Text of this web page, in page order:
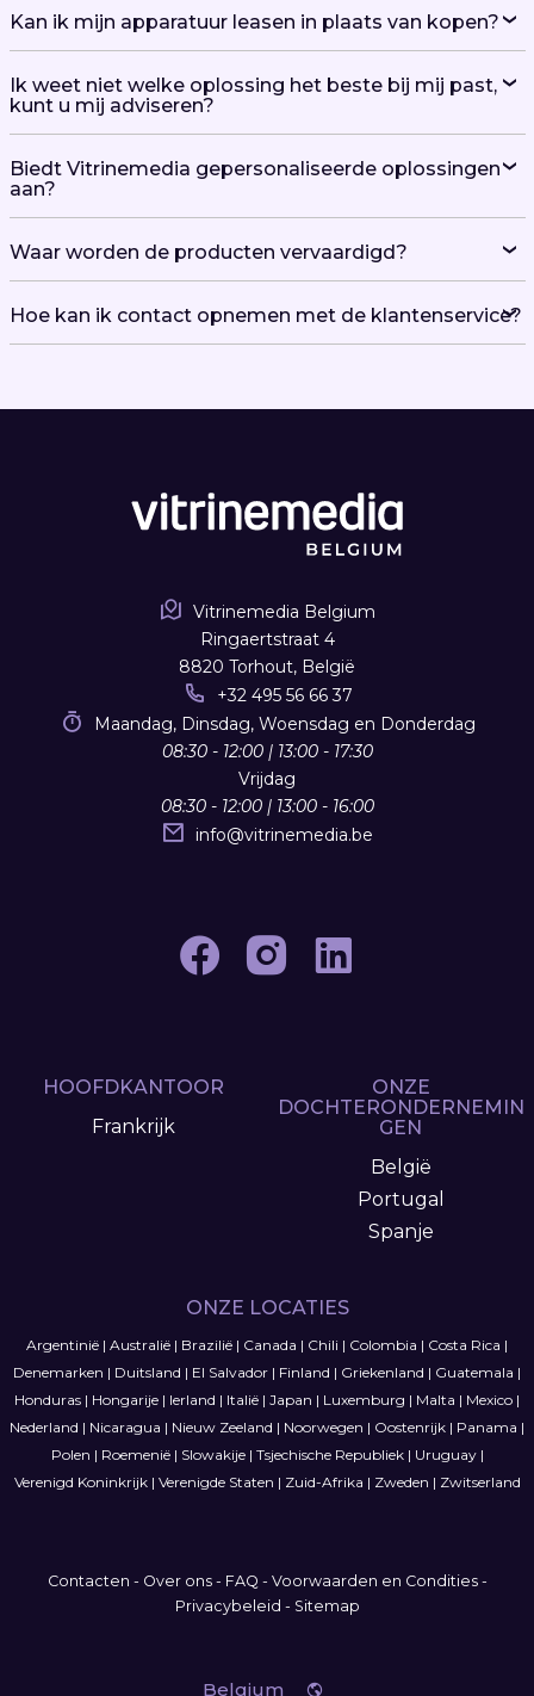
Kan ik mijn apparatuur leasen in plaats van kopen?
Ik weet niet welke oplossing het beste bij mij past,
kunt u mij adviseren?
Biedt Vitrinemedia gepersonaliseerde oplossingen
aan?
Waar worden de producten vervaardigd?
Hoe kan ik contact opnemen met de klantenservice?
Vitrinemedia Belgium
Ringaertstraat 4
8820 Torhout, België
+32 495 56 66 37
Maandag, Dinsdag, Woensdag en Donderdag
08:30 - 12:00 | 13:00 - 17:30
Vrijdag
08:30 - 12:00 | 13:00 - 16:00
info@vitrinemedia.be
HOOFDKANTOOR
Frankrijk
ONZE
DOCHTERONDERNEMIN
GEN
België
Portugal
Spanje
ONZE LOCATIES
Argentinië | Australië | Brazilië | Canada | Chili | Colombia | Costa Rica |
Denemarken | Duitsland | El Salvador | Finland | Griekenland | Guatemala |
Honduras | Hongarije | Ierland | Italië | Japan | Luxemburg | Malta | Mexico |
Nederland | Nicaragua | Nieuw Zeeland | Noorwegen | Oostenrijk | Panama |
Polen | Roemenië| Slowakije| Tsjechische Republiek| Uruguay|
Verenigd Koninkrijk| Verenigde Staten | Zuid-Afrika | Zweden | Zwitserland
Contacten - Over ons- FAQ - Voorwaarden en Condities-
Privacybeleid - Sitemap
Belgium